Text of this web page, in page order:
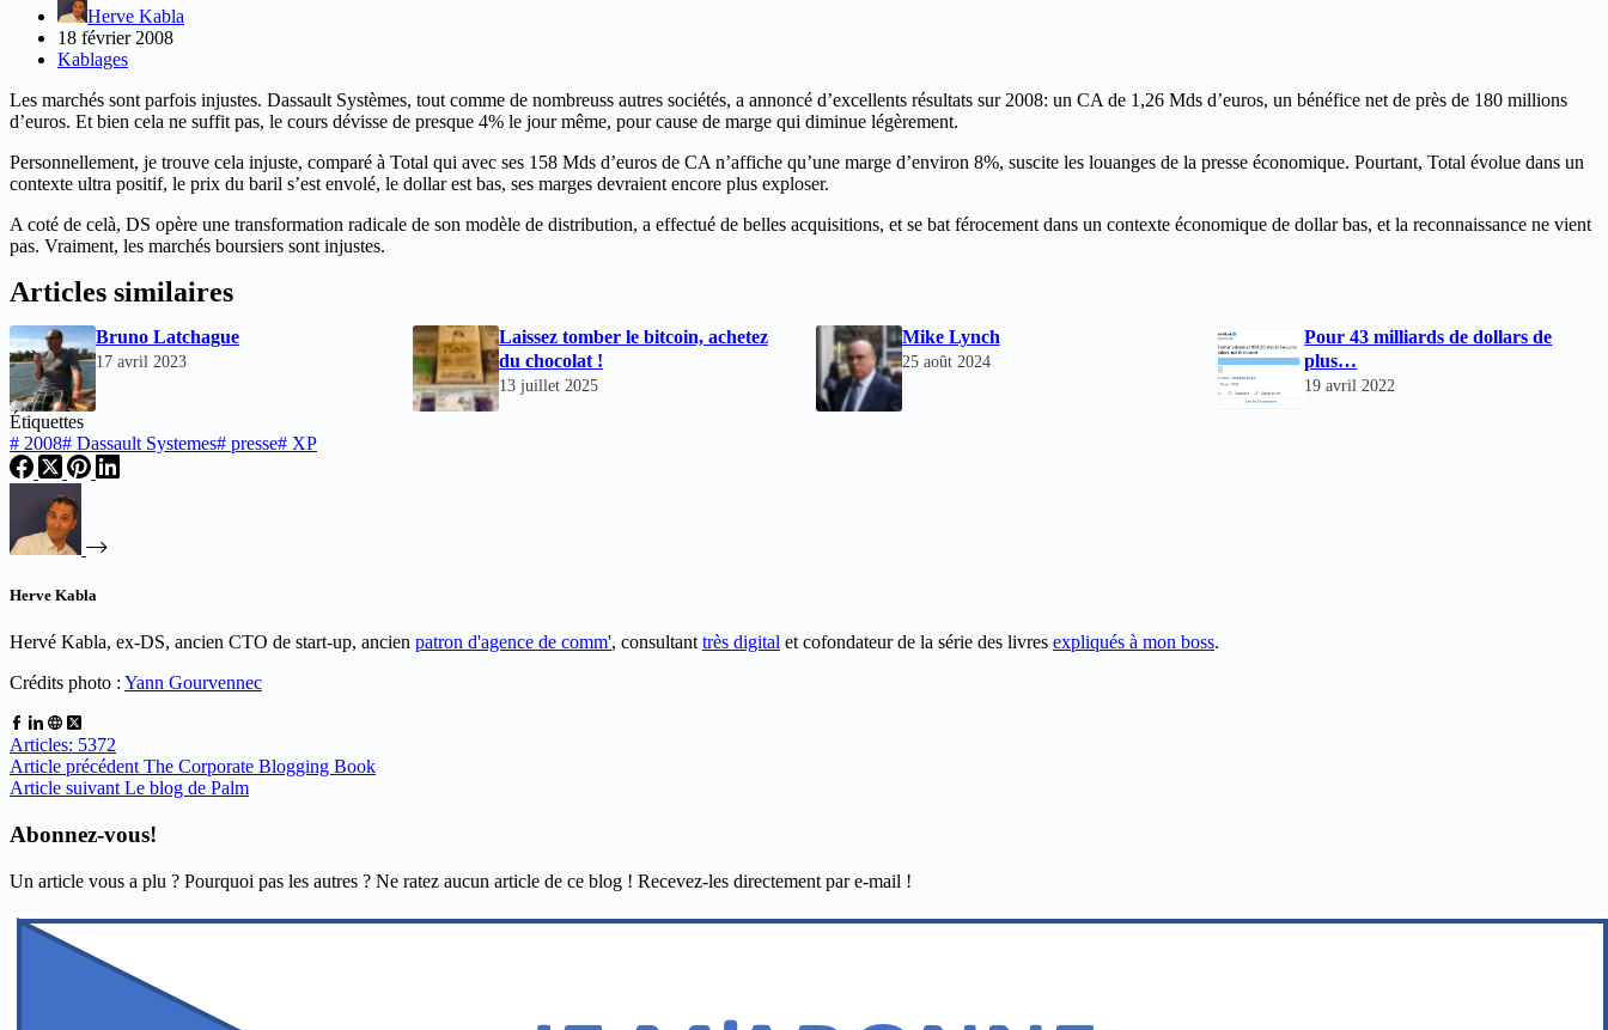
Herve Kabla
18 février 2008
Kablages
Les marchés sont parfois injustes. Dassault Systèmes, tout comme de nombreuss autres sociétés, a annoncé d’excellents résultats sur 2008: un CA de 1,26 Mds d’euros, un bénéfice net de près de 180 millions
d’euros. Et bien cela ne suffit pas, le cours dévisse de presque 4% le jour même, pour cause de marge qui diminue légèrement.
Personnellement, je trouve cela injuste, comparé à Total qui avec ses 158 Mds d’euros de CA n’affiche qu’une marge d’environ 8%, suscite les louanges de la presse économique. Pourtant, Total évolue dans un
contexte ultra positif, le prix du baril s’est envolé, le dollar est bas, ses marges devraient encore plus exploser.
A coté de celà, DS opère une transformation radicale de son modèle de distribution, a effectué de belles acquisitions, et se bat férocement dans un contexte économique de dollar bas, et la reconnaissance ne vient
pas. Vraiment, les marchés boursiers sont injustes.
Articles similaires
Bruno Latchague
17 avril 2023
Laissez tomber le bitcoin, achetez
du chocolat !
13 juillet 2025
Mike Lynch
25 août 2024
Pour 43 milliards de dollars de
plus…
19 avril 2022
Étiquettes
# 2008# Dassault Systemes# presse# XP
Herve Kabla
Hervé Kabla, ex-DS, ancien CTO de start-up, ancien patron d'agence de comm', consultant très digital et cofondateur de la série des livres expliqués à mon boss.
Crédits photo : Yann Gourvennec
Articles: 5372
Article précédent The Corporate Blogging Book
Article suivant Le blog de Palm
Abonnez-vous!
Un article vous a plu ? Pourquoi pas les autres ? Ne ratez aucun article de ce blog ! Recevez-les directement par e-mail !